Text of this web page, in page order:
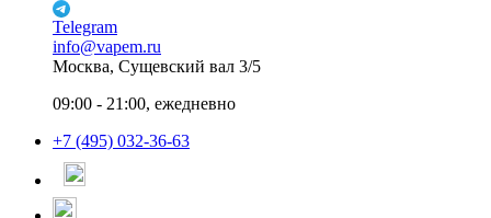
Telegram
info@vapem.ru
Москва, Сущевский вал 3/5
09:00 - 21:00, ежедневно
+7 (495) 032-36-63